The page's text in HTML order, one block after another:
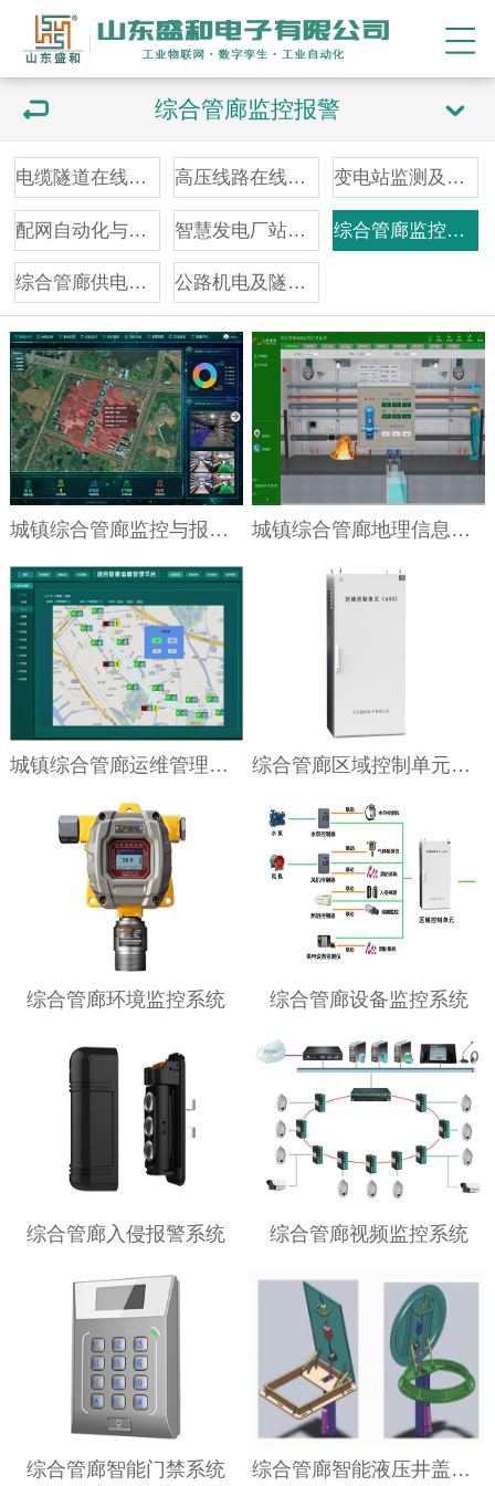
综合管廊监控报警
电缆隧道在线监测 高压线路在线监测 变电站监测及辅控
配网自动化与监测 智慧发电厂站监控 综合管廊监控报警
综合管廊供电照明 公路机电及隧道监控
城镇综合管廊监控与报警统一管理信息平台 城镇综合管廊地理信息（GIS）管理平台
城镇综合管廊运维管理平台 综合管廊区域控制单元（ACU）
综合管廊环境监控系统 综合管廊设备监控系统
综合管廊入侵报警系统 综合管廊视频监控系统
综合管廊智能门禁系统 综合管廊智能液压井盖系统